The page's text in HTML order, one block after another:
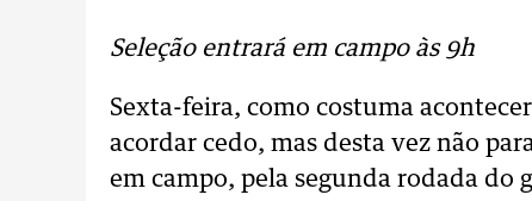
Seleção entrará em campo às 9h
Sexta-feira, como costuma
acordar cedo, mas desta vez não
em campo, pela segunda rodada do